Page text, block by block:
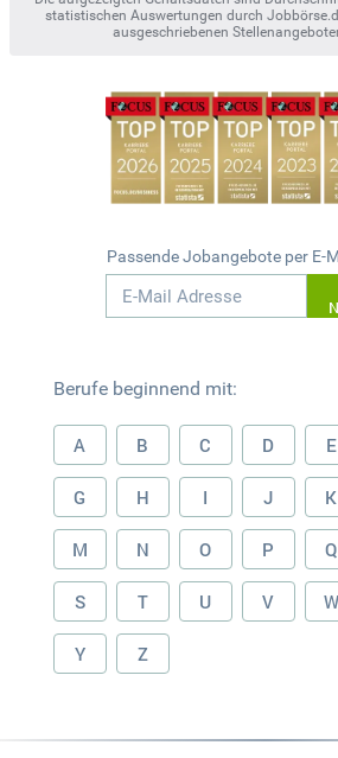
statistischen Auswertungen durch
ausgeschriebenen
Passende Jobangebote per E-
Berufe beginnend mit:
A B C D E
G H I J K
M N O P Q
S T U V W
Y Z